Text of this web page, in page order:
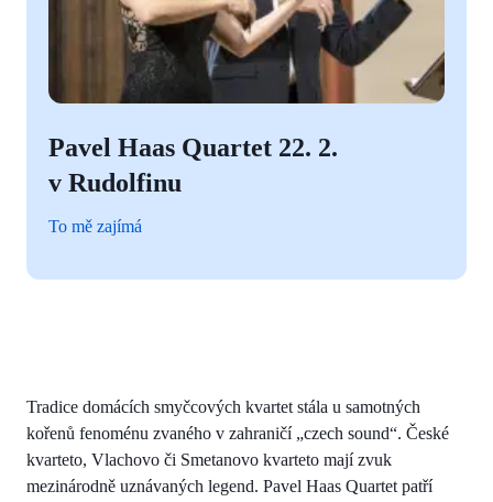
Pavel Haas Quartet 22. 2.
v Rudolfinu
To mě zajímá
Tradice domácích smyčcových kvartet stála u samotných
kořenů fenoménu zvaného v zahraničí „czech sound“. České
kvarteto, Vlachovo či Smetanovo kvarteto mají zvuk
mezinárodně uznávaných legend. Pavel Haas Quartet patří